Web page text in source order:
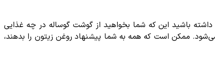
باشید این که شما بخواهید از گوشت گوساله در چه غذایی
ممکن است که همه به شما پیشنهاد روغن زیتون را بدهند،